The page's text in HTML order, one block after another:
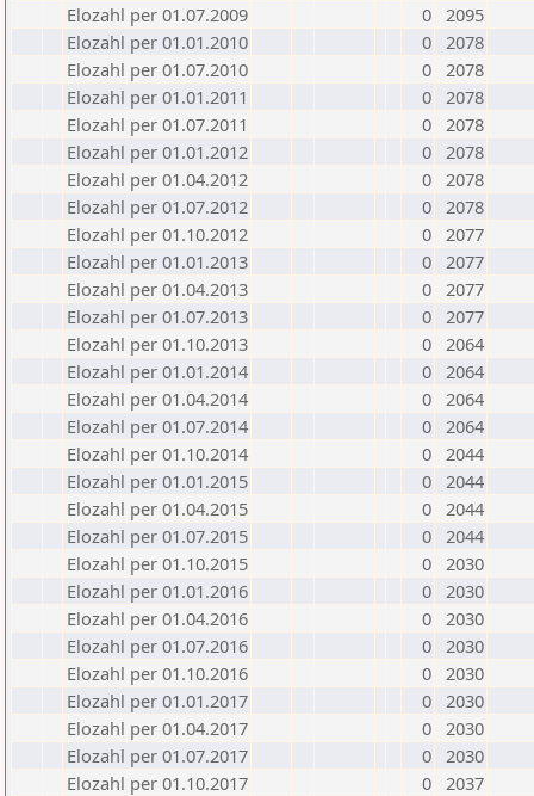
Elozahl per 01.07.2009
0 2095
Elozahl per 01.01.2010
0 2078
Elozahl per 01.07.2010
0 2078
Elozahl per 01.01.2011
0 2078
Elozahl per 01.07.2011
0 2078
Elozahl per 01.01.2012
0 2078
Elozahl per 01.04.2012
0 2078
Elozahl per 01.07.2012
0 2078
Elozahl per 01.10.2012
0 2077
Elozahl per 01.01.2013
0 2077
Elozahl per 01.04.2013
0 2077
Elozahl per 01.07.2013
0 2077
Elozahl per 01.10.2013
0 2064
Elozahl per 01.01.2014
0 2064
Elozahl per 01.04.2014
0 2064
Elozahl per 01.07.2014
0 2064
Elozahl per 01.10.2014
0 2044
Elozahl per 01.01.2015
0 2044
Elozahl per 01.04.2015
0 2044
Elozahl per 01.07.2015
0 2044
Elozahl per 01.10.2015
0 2030
Elozahl per 01.01.2016
0 2030
Elozahl per 01.04.2016
0 2030
Elozahl per 01.07.2016
0 2030
Elozahl per 01.10.2016
0 2030
Elozahl per 01.01.2017
0 2030
Elozahl per 01.04.2017
0 2030
Elozahl per 01.07.2017
0 2030
Elozahl per 01.10.2017
0 2037